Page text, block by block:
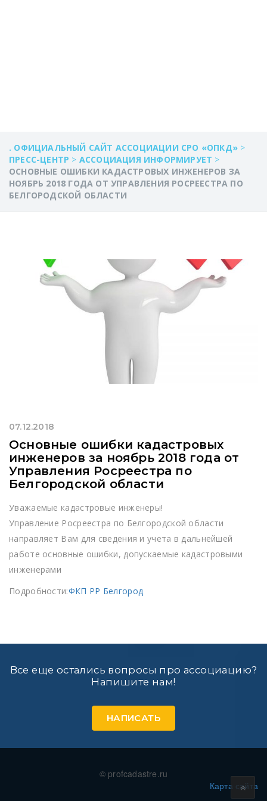
. ОФИЦИАЛЬНЫЙ САЙТ АССОЦИАЦИИ СРО «ОПКД» >
ПРЕСС-ЦЕНТР > АССОЦИАЦИЯ ИНФОРМИРУЕТ >
ОСНОВНЫЕ ОШИБКИ КАДАСТРОВЫХ ИНЖЕНЕРОВ ЗА
НОЯБРЬ 2018 ГОДА ОТ УПРАВЛЕНИЯ РОСРЕЕСТРА ПО
БЕЛГОРОДСКОЙ ОБЛАСТИ
07.12.2018
Основные ошибки кадастровых
инженеров за ноябрь 2018 года от
Управления Росреестра по
Белгородской области
Уважаемые кадастровые инженеры!
Управление Росреестра по Белгородской области
направляет Вам для сведения и учета в дальнейшей
работе основные ошибки, допускаемые кадастровыми
инженерами
Подробности:ФКП РР Белгород
Все еще остались вопросы про ассоциацию?
Напишите нам!
НАПИСАТЬ
© profcadastre.ru
Карта сайта